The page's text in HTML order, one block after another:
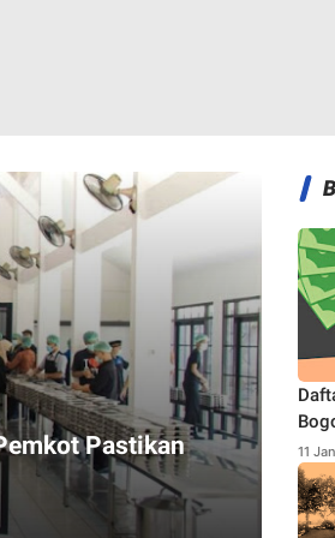
Pastikan
11